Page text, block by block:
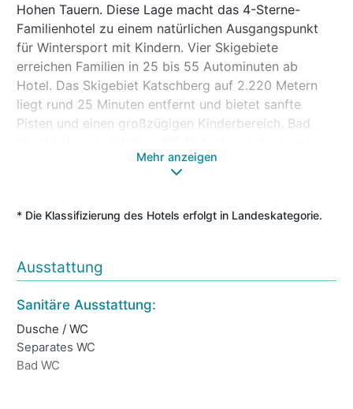
Hohen Tauern. Diese Lage macht das 4-Sterne-
Familienhotel zu einem natürlichen Ausgangspunkt
für Wintersport mit Kindern. Vier Skigebiete
erreichen Familien in 25 bis 55 Autominuten ab
Hotel. Das Skigebiet Katschberg auf 2.220 Metern
liegt rund 25 Minuten entfernt und bietet sanfte
Pisten und einen großzügigen Kinderbereich. Bad
Therme zum Ausklang erreichen Skifahrer ebenfalls
in 25 Minuten. Das Skigebiet Goldeck mit
35 Minuten entfernt. Der Mölltaler Gletscher mit
Mehr anzeigen
* Die Klassifizierung des Hotels erfolgt in Landeskategorie.
Ausstattung
Sanitäre Ausstattung:
Dusche / WC
Separates WC
Bad WC